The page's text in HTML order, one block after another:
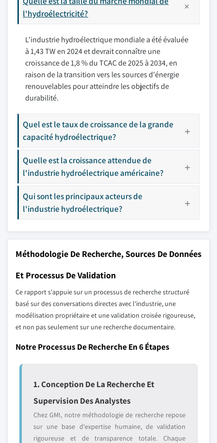
l'hydroélectricité?
L'industrie hydroélectrique mondiale a été évaluée
à 1,43 TW en 2024 et devrait connaître une
croissance de 1,8 % du TCAC de 2025 à 2034, en
raison de la transition vers les sources d'énergie
renouvelables pour atteindre les objectifs de
durabilité.
Quel est le taux de croissance de la grande
capacité hydroélectrique?
Quelle est la croissance attendue de
l'industrie hydroélectrique américaine?
Qui sont les principaux acteurs de
l'industrie hydroélectrique?
Méthodologie De Recherche, Sources De Données
Et Processus De Validation
Ce rapport s'appuie sur un processus de recherche structuré
basé sur des conversations directes avec l'industrie, une
modélisation propriétaire et une validation croisée rigoureuse,
et non pas seulement sur une recherche documentaire.
Notre Processus De Recherche En 6 Étapes
1. Conception De La Recherche Et
Supervision Des Analystes
Chez GMI, notre méthodologie de recherche repose
sur une base d'expertise humaine, de validation
rigoureuse et de transparence totale. Chaque